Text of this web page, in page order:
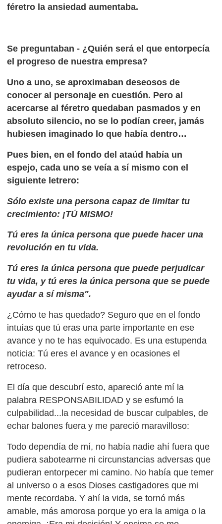
féretro la ansiedad aumentaba.
Se preguntaban - ¿Quién será el que entorpecía
el progreso de nuestra empresa?
Uno a uno, se aproximaban deseosos de
conocer al personaje en cuestión. Pero al
acercarse al féretro quedaban pasmados y en
absoluto silencio, no se lo podían creer, jamás
hubiesen imaginado lo que había dentro…
Pues bien, en el fondo del ataúd había un
espejo, cada uno se veía a sí mismo con el
siguiente letrero:
Sólo existe una persona capaz de limitar tu
crecimiento: ¡TÚ MISMO!
Tú eres la única persona que puede hacer una
revolución en tu vida.
Tú eres la única persona que puede perjudicar
tu vida, y tú eres la única persona que se puede
ayudar a sí misma".
¿Cómo te has quedado? Seguro que en el fondo
intuías que tú eras una parte importante en ese
avance y no te has equivocado. Es una estupenda
noticia: Tú eres el avance y en ocasiones el
retroceso.
El día que descubrí esto, apareció ante mí la
palabra RESPONSABILIDAD y se esfumó la
culpabilidad...la necesidad de buscar culpables, de
echar balones fuera y me pareció maravilloso:
Todo dependía de mí, no había nadie ahí fuera que
pudiera sabotearme ni circunstancias adversas que
pudieran entorpecer mi camino. No había que temer
al universo o a esos Dioses castigadores que mi
mente recordaba. Y ahí la vida, se tornó más
amable, más amorosa porque yo era la amiga o la